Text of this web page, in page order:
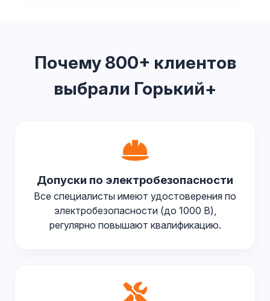
Почему 800+ клиентов
выбрали Горький+
Допуски по электробезопасности
Все специалисты имеют удостоверения по
электробезопасности (до 1000 В),
регулярно повышают квалификацию.